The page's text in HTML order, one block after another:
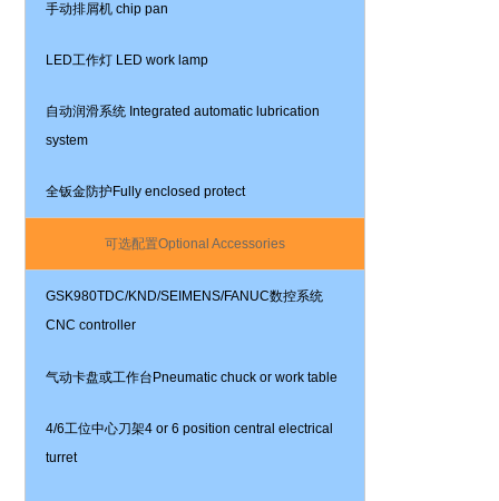
手动排屑机chip pan
LED工作灯 LED work lamp
自动润滑系统 Integrated automatic lubrication
system
全钣金防护Fully enclosed protect
可选配置Optional Accessories
GSK980TDC/KND/SEIMENS/FANUC数控系统
CNC controller
气动卡盘或工作台 Pneumatic chuckor work table
4/6工位中心刀架4 or 6 position central electrical
turret